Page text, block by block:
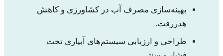
بهینه‌سازی مصرف آب در کشاورزی و کاهش
هدررفت.
طراحی و ارزیابی سیستم‌های آبیاری تحت